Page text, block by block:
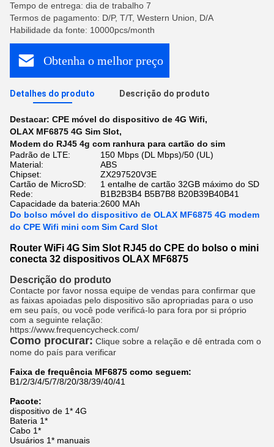
Tempo de entrega: dia de trabalho 7
Termos de pagamento: D/P, T/T, Western Union, D/A
Habilidade da fonte: 10000pcs/month
Obtenha o melhor preço
Detalhes do produto Descrição do produto
Destacar: CPE móvel do dispositivo de 4G Wifi,
OLAX MF6875 4G Sim Slot,
Modem do RJ45 4g com ranhura para cartão do sim
Padrão de LTE:
150 Mbps (DL Mbps)/50 (UL)
Material:
ABS
Chipset:
ZX297520V3E
Cartão de MicroSD:
1 entalhe de cartão 32GB máximo do SD
Rede:
B1B2B3B4 B5B7B8 B20B39B40B41
Capacidade da bateria:2600 MAh
Do bolso móvel do dispositivo de OLAX MF6875 4G modem
do CPE Wifi mini com Sim Card Slot
Router WiFi 4G Sim Slot RJ45 do CPE do bolso o mini
conecta 32 dispositivos OLAX MF6875
Descrição do produto
Contacte por favor nossa equipe de vendas para confirmar que
as faixas apoiadas pelo dispositivo são apropriadas para o uso
em seu país, ou você pode verificá-lo para fora por si próprio
com a seguinte relação:
https://www.frequencycheck.com/
Como procurar: Clique sobre a relação e dê entrada com o
nome do país para verificar
Faixa de frequência MF6875 como seguem:
B1/2/3/4/5/7/8/20/38/39/40/41
Pacote:
dispositivo de 1* 4G
Bateria 1*
Cabo 1*
Usuários 1* manuais